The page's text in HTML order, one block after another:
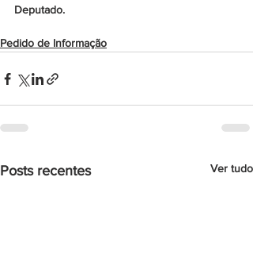
Deputado.
Pedido de Informação
Posts recentes Ver tudo